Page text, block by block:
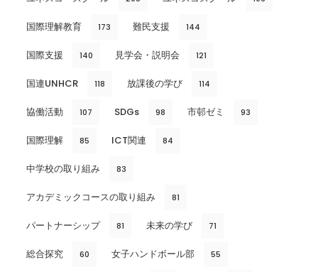
国際理解教育 173 難民支援 144
国際支援 140 見学会・説明会 121
国連UNHCR 118 放課後の学び 114
協働活動 107 SDGs 98 市邨ゼミ 93
国際理解 85 ICT関連 84
中学校の取り組み 83
アカデミックコースの取り組み 81
パートナーシップ 81 未来の学び 71
総合探究 60 女子ハンドボール部 55